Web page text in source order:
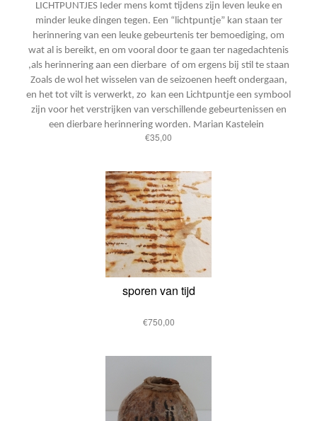
LICHTPUNTJES Ieder mens komt tijdens zijn leven leuke en
minder leuke dingen tegen. Een “lichtpuntje” kan staan ter
herinnering van een leuke gebeurtenis ter bemoediging, om
wat al is bereikt, en om vooral door te gaan ter nagedachtenis
,als herinnering aan een dierbare of om ergens bij stil te staan
Zoals de wol het wisselen van de seizoenen heeft ondergaan,
en het tot vilt is verwerkt, zo kan een Lichtpuntje een symbool
zijn voor het verstrijken van verschillende gebeurtenissen en
een dierbare herinnering worden. Marian Kastelein
€35,00
sporen van tijd
€750,00